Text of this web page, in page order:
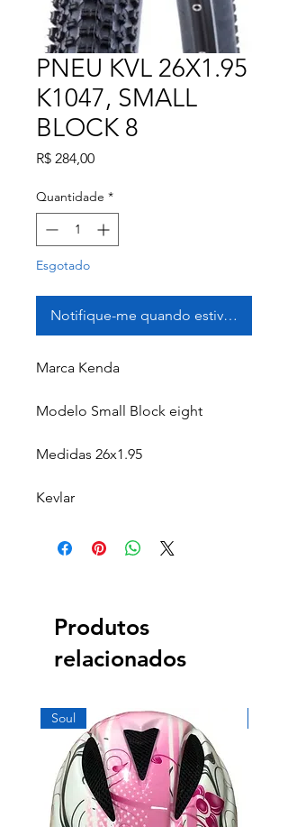
PNEU KVL 26X1.95
K1047, SMALL
BLOCK 8
R$ 284,00Preço
Quantidade *
Esgotado
Notifique-me quando estiver
Marca Kenda
Modelo Small Block eight
Medidas 26x1.95
Kevlar
Produtos
relacionados
Soul